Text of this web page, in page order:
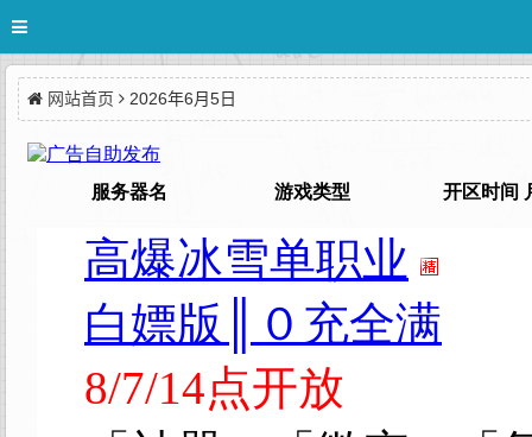
网站首页 2026年6月5日